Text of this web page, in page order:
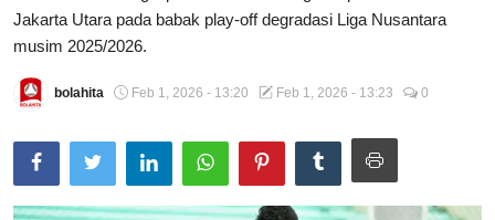
Jakarta Utara pada babak play-off degradasi Liga Nusantara
musim 2025/2026.
bolahita Feb 1, 2026 - 13:20 Feb 1, 2026 - 13:23 0